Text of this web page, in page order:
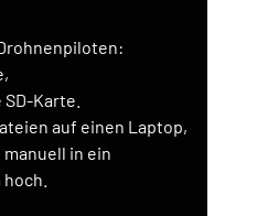
Karte.
auf einen Laptop,
in ein